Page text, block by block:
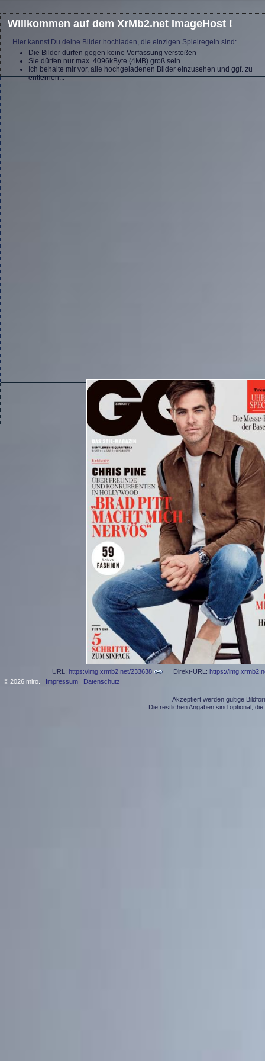
Willkommen auf dem XrMb2.net ImageHost !
Hier kannst Du deine Bilder hochladen, die einzigen Spielregeln sind:
Die Bilder dürfen gegen keine Verfassung verstoßen
Sie dürfen nur max. 4096kByte (4MB) groß sein
Ich behalte mir vor, alle hochgeladenen Bilder einzusehen und ggf. zu
entfernen...
URL: https://img.xrmb2.net/233638 Direkt-URL: https://
© 2026 miro. Impressum Datenschutz
Akzeptiert werden gültige
Die restlichen Angaben sind optional,